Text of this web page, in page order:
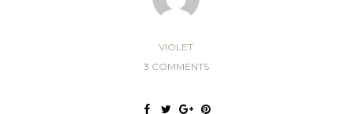
VIOLET
3 COMMENTS